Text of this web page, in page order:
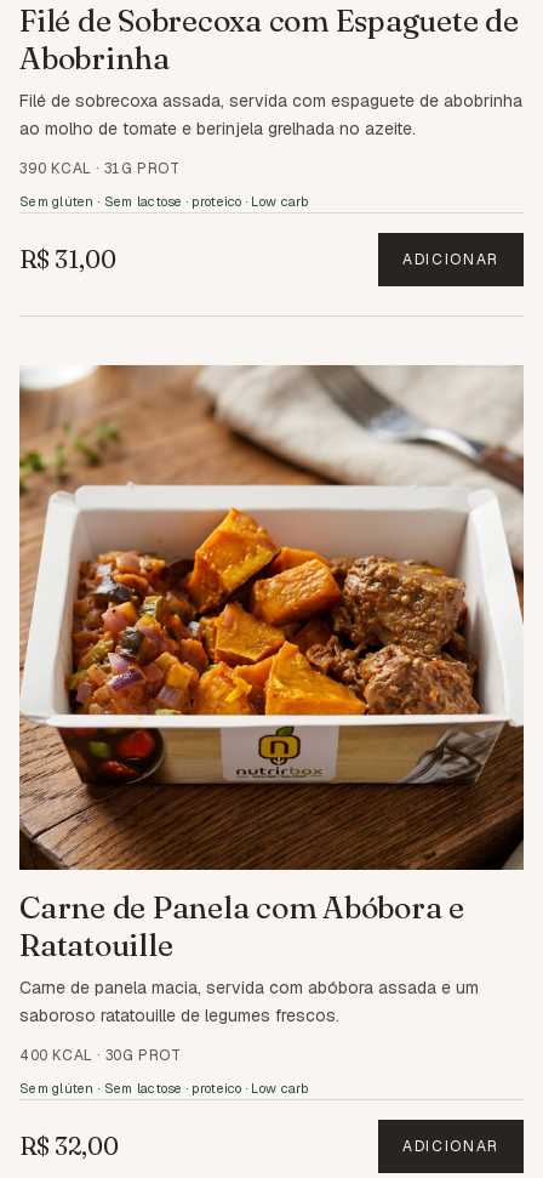
Filé de Sobrecoxa com Espaguete de
Abobrinha
Filé de sobrecoxa assada, servida com espaguete de abobrinha
ao molho de tomate e berinjela grelhada no azeite.
390 KCAL · 31G PROT
Sem glúten · Sem lactose · proteico · Low carb
R$ 31,00 ADICIONAR
1.6
Carne de Panela com Abóbora e
Ratatouille
Carne de panela macia, servida com abóbora assada e um
saboroso ratatouille de legumes frescos.
400 KCAL · 30G PROT
Sem glúten · Sem lactose · proteico · Low carb
R$ 32,00 ADICIONAR